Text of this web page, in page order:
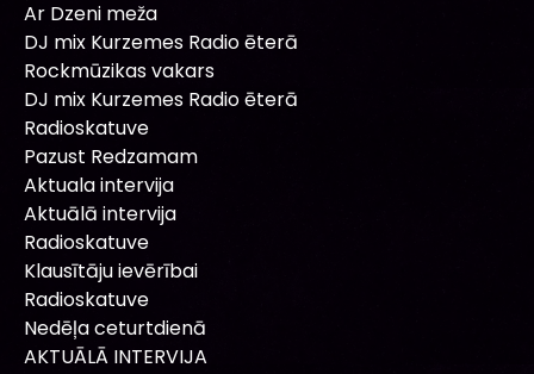
Ar Dzeni meža
DJ mix Kurzemes Radio ēterā
Rockmūzikas vakars
DJ mix Kurzemes Radio ēterā
Radioskatuve
Pazust Redzamam
Aktuala intervija
Aktuālā intervija
Radioskatuve
Klausītāju ievērībai
Radioskatuve
Nedēļa ceturtdienā
AKTUĀLĀ INTERVIJA